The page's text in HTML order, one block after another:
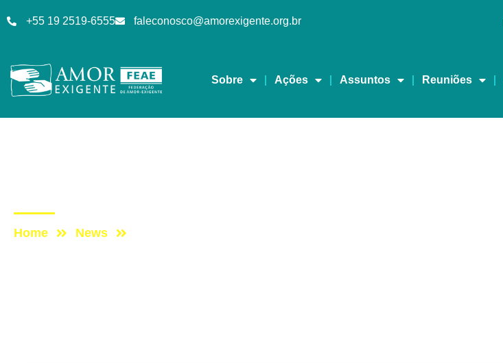
+55 19 2519-6555 faleconosco@amorexigente.org.br
Sobre Ações Assuntos Reuniões
Home News